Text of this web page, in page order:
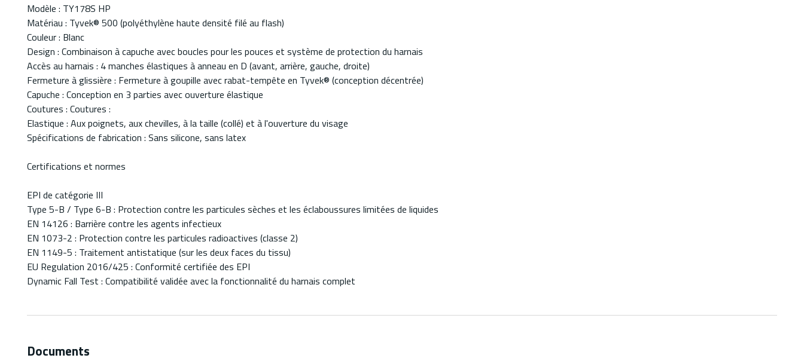
Modèle : TY178S HP
Matériau : Tyvek® 500 (polyéthylène haute densité filé au flash)
Couleur : Blanc
Design : Combinaison à capuche avec boucles pour les pouces et système de protection du harnais
Accès au harnais : 4 manches élastiques à anneau en D (avant, arrière, gauche, droite)
Fermeture à glissière : Fermeture à goupille avec rabat-tempête en Tyvek® (conception décentrée)
Capuche : Conception en 3 parties avec ouverture élastique
Coutures : Coutures :
Elastique : Aux poignets, aux chevilles, à la taille (collé) et à l'ouverture du visage
Spécifications de fabrication : Sans silicone, sans latex
Certifications et normes
EPI de catégorie III
Type 5-B / Type 6-B : Protection contre les particules sèches et les éclaboussures limitées de liquides
EN 14126 : Barrière contre les agents infectieux
EN 1073-2 : Protection contre les particules radioactives (classe 2)
EN 1149-5 : Traitement antistatique (sur les deux faces du tissu)
EU Regulation 2016/425 : Conformité certifiée des EPI
Dynamic Fall Test : Compatibilité validée avec la fonctionnalité du harnais complet
Documents